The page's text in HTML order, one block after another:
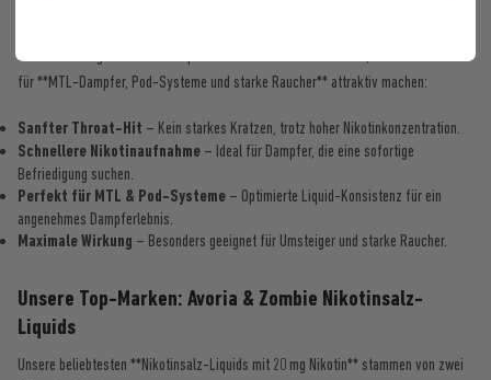
Unsere **20 mg Nikotinsalz-Liquids** bieten zahlreiche Vorteile, die sie besonders
für **MTL-Dampfer, Pod-Systeme und starke Raucher** attraktiv machen:
Sanfter Throat-Hit – Kein starkes Kratzen, trotz hoher Nikotinkonzentration.
Schnellere Nikotinaufnahme – Ideal für Dampfer, die eine sofortige
Befriedigung suchen.
Perfekt für MTL & Pod-Systeme – Optimierte Liquid-Konsistenz für ein
angenehmes Dampferlebnis.
Maximale Wirkung – Besonders geeignet für Umsteiger und starke Raucher.
Unsere Top-Marken: Avoria & Zombie Nikotinsalz-
Liquids
Unsere beliebtesten **Nikotinsalz-Liquids mit 20 mg Nikotin** stammen von zwei